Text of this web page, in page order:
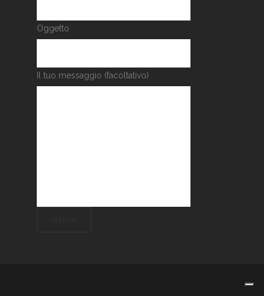
Oggetto
Il tuo messaggio (facoltativo)